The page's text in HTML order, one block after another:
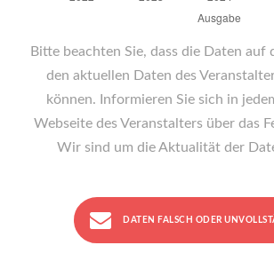
Bitte beachten Sie, dass die Daten auf
den aktuellen Daten des
können. Informieren Sie sich in
Webseite des Veranstalters über das
Wir sind um die Aktualität der
DATEN FALSCH ODER